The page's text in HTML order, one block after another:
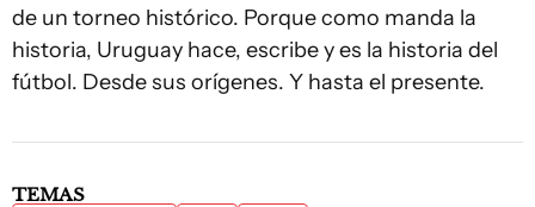
de un torneo histórico. Porque como manda la
historia, Uruguay hace, escribe y es la historia del
fútbol. Desde sus orígenes. Y hasta el presente.
TEMAS